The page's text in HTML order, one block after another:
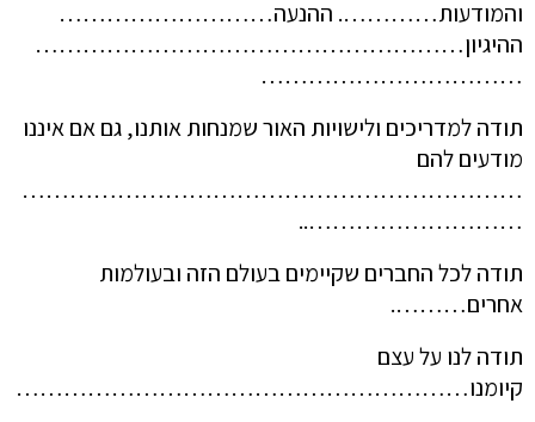
והמודעות…………. ההנעה………………………
ההיגיון………………………………………………
……………………………
תודה למדריכים ולישויות האור שמנחות אותנו, גם אם איננו
מודעים להם
………………………………………………………
………………………..
תודה לכל החברים שקיימים בעולם הזה ובעולמות
אחרים……….
תודה לנו על עצם
קיומנו…………………………………………………